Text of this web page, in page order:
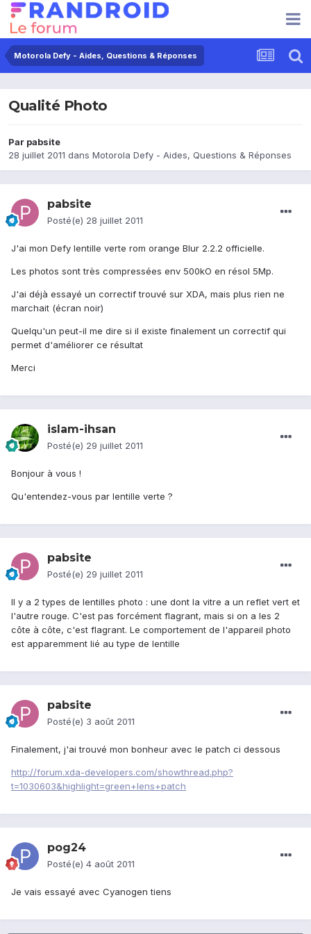
Motorola Defy - Aides, Questions & Réponses
Qualité Photo
Par pabsite
28 juillet 2011 dans Motorola Defy - Aides, Questions & Réponses
pabsite
Posté(e) 28 juillet 2011
J'ai mon Defy lentille verte rom orange Blur 2.2.2 officielle.
Les photos sont très compressées env 500kO en résol 5Mp.
J'ai déjà essayé un correctif trouvé sur XDA, mais plus rien ne
marchait (écran noir)
Quelqu'un peut-il me dire si il existe finalement un correctif qui
permet d'améliorer ce résultat
Merci
islam-ihsan
Posté(e) 29 juillet 2011
Bonjour à vous !
Qu'entendez-vous par lentille verte ?
pabsite
Posté(e) 29 juillet 2011
Il y a 2 types de lentilles photo : une dont la vitre a un reflet vert et
l'autre rouge. C'est pas forcément flagrant, mais si on a les 2
côte à côte, c'est flagrant. Le comportement de l'appareil photo
est apparemment lié au type de lentille
pabsite
Posté(e) 3 août 2011
Finalement, j'ai trouvé mon bonheur avec le patch ci dessous
http://forum.xda-developers.com/showthread.php?
t=1030603&highlight=green+lens+patch
pog24
Posté(e) 4 août 2011
Je vais essayé avec Cyanogen tiens